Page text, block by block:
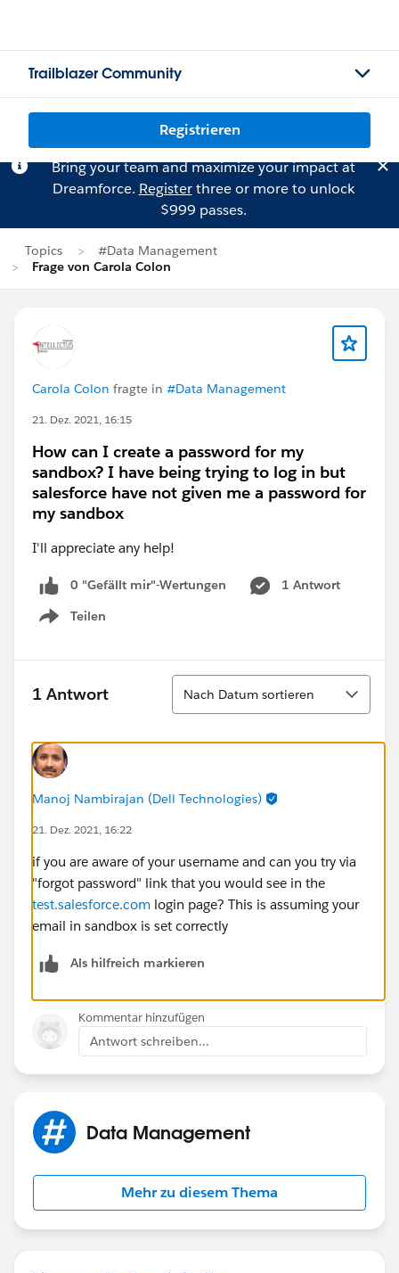
Trailblazer Community
Registrieren
Bring your team and maximize your impact at
Dreamforce. Registerthree or more to unlock
$999 passes.
Topics
#Data Management
Frage von Carola Colon
Carola Colon fragte in #Data Management
21. Dez. 2021, 16:15
How can I create a password for my
sandbox? I have being trying to log in but
salesforce have not given me a password for
my sandbox
I'll appreciate any help!
0 "Gefällt mir"-Wertungen
1 Antwort
Teilen
Show menu
1 Antwort
Sortieren
Nach Datum sortieren
Manoj Nambirajan (Dell Technologies)
21. Dez. 2021, 16:22
if you are aware of your username and can you try via
"forgot password" link that you would see in the
test.salesforce.com login page? This is assuming your
email in sandbox is set correctly
Als hilfreich markieren
Kommentar hinzufügen
Antwort schreiben...
Data Management
Mehr zu diesem Thema